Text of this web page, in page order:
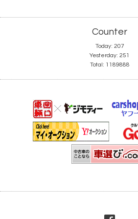
Counter
Today: 207
Yesterday: 251
Total: 1189888